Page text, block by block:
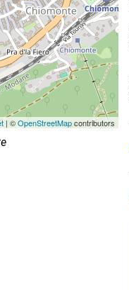
| ©OpenStreetMapcontributors